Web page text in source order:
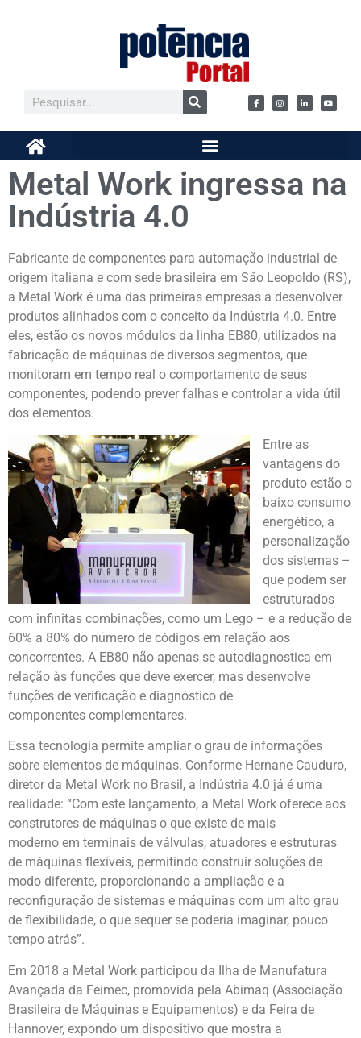
Metal Work ingressa na
Indústria 4.0
Fabricante de componentes para automação industrial de
origem italiana e com sede brasileira em São Leopoldo (RS),
a Metal Work é uma das primeiras empresas a desenvolver
produtos alinhados com o conceito da Indústria 4.0. Entre
eles, estão os novos módulos da linha EB80, utilizados na
fabricação de máquinas de diversos segmentos, que
monitoram em tempo real o comportamento de seus
componentes, podendo prever falhas e controlar a vida útil
dos elementos.
Entre as
vantagens do
produto estão o
baixo consumo
energético, a
personalização
dos sistemas –
que podem ser
estruturados
com infinitas combinações, como um Lego – e a redução de
60% a 80% do número de códigos em relação aos
concorrentes. A EB80 não apenas se autodiagnostica em
relação às funções que deve exercer, mas desenvolve
funções de verificação e diagnóstico de
componentes complementares.
Essa tecnologia permite ampliar o grau de informações
sobre elementos de máquinas. Conforme Hernane Cauduro,
diretor da Metal Work no Brasil, a Indústria 4.0 já é uma
realidade: “Com este lançamento, a Metal Work oferece aos
construtores de máquinas o que existe de mais
moderno em terminais de válvulas, atuadores e estruturas
de máquinas flexíveis, permitindo construir soluções de
modo diferente, proporcionando a ampliação e a
reconfiguração de sistemas e máquinas com um alto grau
de flexibilidade, o que sequer se poderia imaginar, pouco
tempo atrás”.
Em 2018 a Metal Work participou da Ilha de Manufatura
Avançada da Feimec, promovida pela Abimaq (Associação
Brasileira de Máquinas e Equipamentos) e da Feira de
Hannover, expondo um dispositivo que mostra a